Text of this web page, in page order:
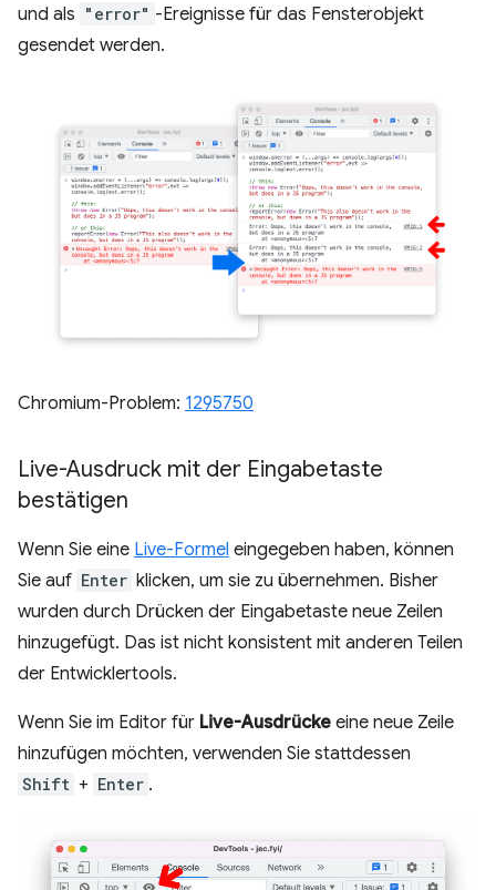
und als "error" -Ereignisse für das Fensterobjekt
gesendet werden.
Chromium-Problem: 1295750
Live-Ausdruck mit der Eingabetaste
bestätigen
Wenn Sie eine Live-Formel eingegeben haben, können
Sie auf Enter klicken, um sie zu übernehmen. Bisher
wurden durch Drücken der Eingabetaste neue Zeilen
hinzugefügt. Das ist nicht konsistent mit anderen Teilen
der Entwicklertools.
Wenn Sie im Editor für Live-Ausdrücke eine neue Zeile
hinzufügen möchten, verwenden Sie stattdessen
Shift + Enter .